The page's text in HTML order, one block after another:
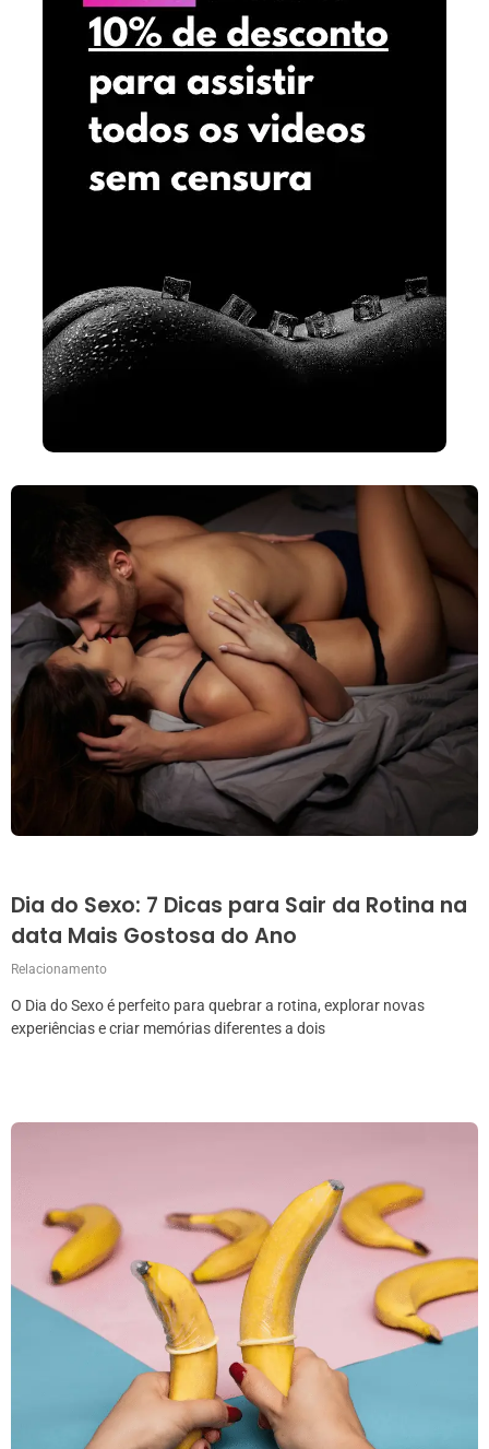
Dia do Sexo: 7 Dicas para Sair da Rotina na
data Mais Gostosa do Ano
Relacionamento
O Dia do Sexo é perfeito para quebrar a rotina, explorar novas
experiências e criar memórias diferentes a dois